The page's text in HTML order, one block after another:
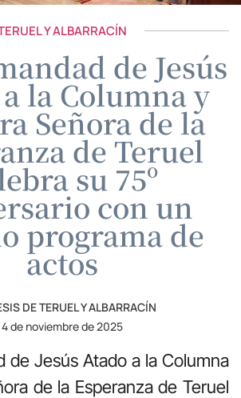
Y ALBARRACÍN
de Jesús
la Columna y
Señora de la
de Teruel
su 75º
con un
programa de
actos
DE TERUEL Y ALBARRACÍN
4 de noviembre de 2025
de Jesús Atado a la Columna
de la Esperanza de Teruel